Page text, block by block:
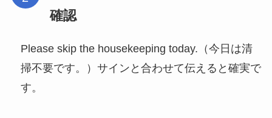
確認
Please skip the housekeeping today.（今日は清
掃不要です。）サインと合わせて伝えると確実で
す。